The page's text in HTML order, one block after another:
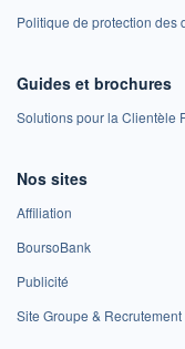
Politique de protection des
Guides et brochures
Solutions pour la Clientèle
Nos sites
Affiliation
BoursoBank
Publicité
Site Groupe & Recrutement